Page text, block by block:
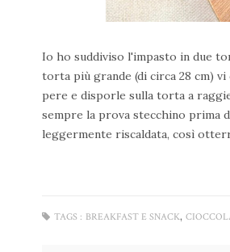
Io ho suddiviso l'impasto in due
torta più grande (di circa 28 cm)
pere e disporle sulla torta a
sempre la prova stecchino prima
leggermente riscaldata, così
TAGS : BREAKFAST E SNACK,